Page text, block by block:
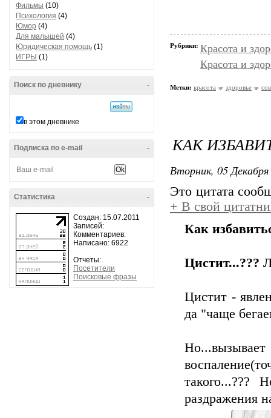
Фильмы (10)
Психология (4)
Юмор (4)
Для малышей (4)
Юридическая помощь (1)
ИГРЫ (1)
-
Поиск по дневнику
в этом дневнике
-
Подписка по e-mail
-
Статистика
Создан: 15.07.2011
Записей:
Комментариев:
Написано: 6922
Отчеты:
Посетители
Поисковые фразы
Рубрики: Красота и
Красота и
Метки: красота здоровье
КАК
Вторник, 05
Это цитата
+ В свой
Как
Цистит...???
Цистит -
да "чаще
Но...вызывает
такого...???
раздражения